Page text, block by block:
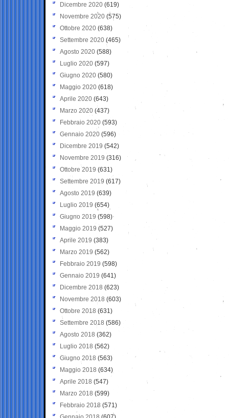
Dicembre 2020 (619)
Novembre 2020 (575)
Ottobre 2020 (638)
Settembre 2020(465)
Agosto 2020 (588)
Luglio 2020 (597)
Giugno 2020 (580)
Maggio 2020 (618)
Aprile 2020 (643)
Marzo 2020 (437)
Febbraio 2020 (593)
Gennaio 2020 (596)
Dicembre 2019 (542)
Novembre 2019 (316)
Ottobre 2019 (631)
Settembre 2019 (617)
Agosto 2019 (639)
Luglio 2019 (654)
Giugno 2019 (598)
Maggio 2019 (527)
Aprile 2019 (383)
Marzo 2019 (562)
Febbraio 2019 (598)
Gennaio 2019 (641)
Dicembre 2018 (623)
Novembre 2018 (603)
Ottobre 2018 (631)
Settembre 2018 (586)
Agosto 2018 (362)
Luglio 2018 (562)
Giugno 2018 (563)
Maggio 2018 (634)
Aprile 2018 (547)
Marzo 2018 (599)
Febbraio 2018 (571)